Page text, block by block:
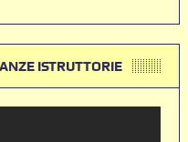
ISTRUTTORIE